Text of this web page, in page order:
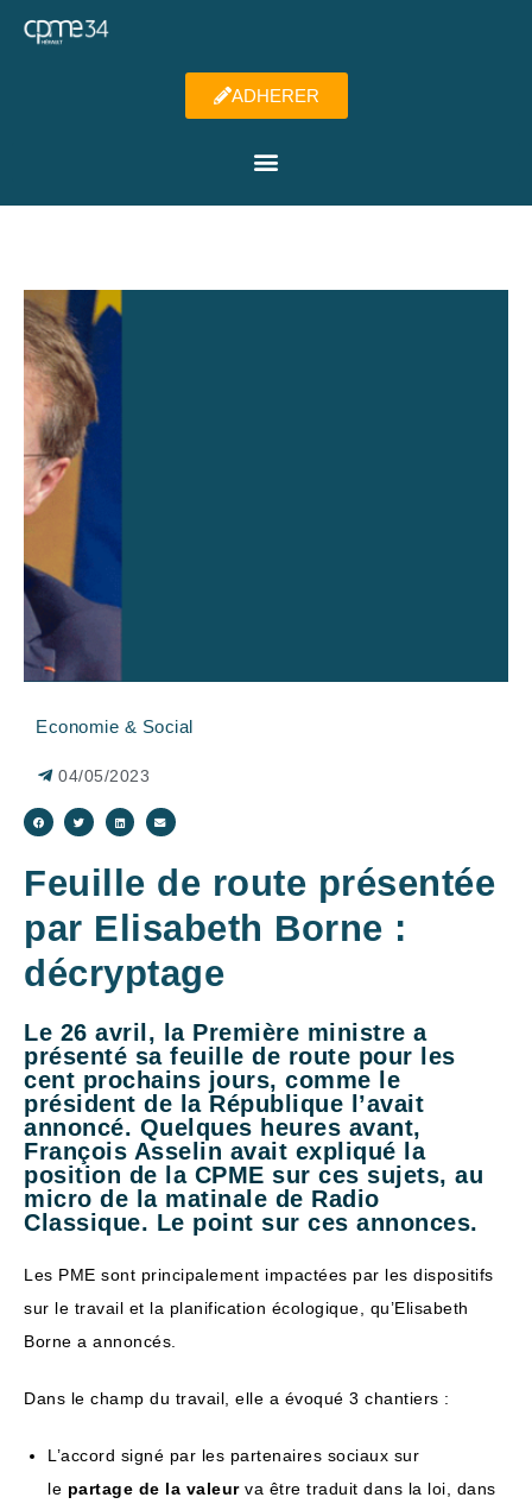
ADHERER
Economie & Social
04/05/2023
Feuille de route présentée
par Elisabeth Borne :
décryptage
Le 26 avril, la Première ministre a
présenté sa feuille de route pour les
cent prochains jours, comme le
président de la République l’avait
annoncé. Quelques heures avant,
François Asselin avait expliqué la
position de la CPME sur ces sujets, au
micro de la matinale de Radio
Classique. Le point sur ces annonces.
Les PME sont principalement impactées par les dispositifs
sur le travail et la planification écologique, qu’Elisabeth
Borne a annoncés.
Dans le champ du travail, elle a évoqué 3 chantiers :
L’accord signé par les partenaires sociaux sur
le partage de la valeurva être traduit dans la loi, dans